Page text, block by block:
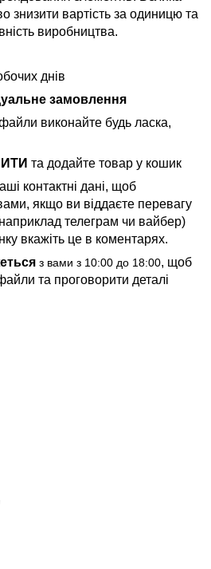
знизити вартість за одиницю та
виробництва.
днів
замовлення
виконайте будь ласка,
та додайте товар у кошик
контактні дані, щоб
якщо ви віддаєте перевагу
телеграм чи вайбер)
вкажіть це в коментарях.
з вами з 10:00 до 18:00, щоб
та проговорити деталі